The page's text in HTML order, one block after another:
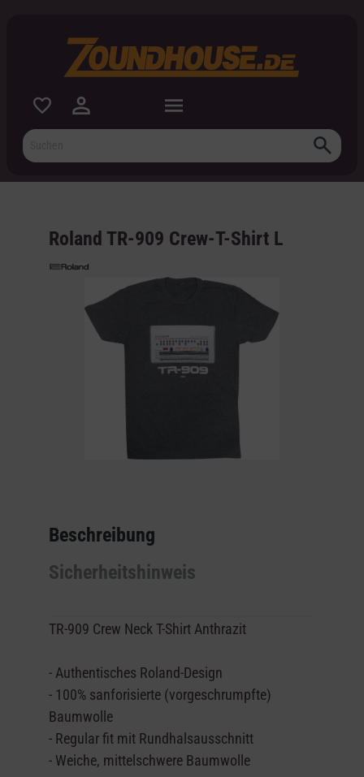
Roland TR-909 Crew-T-Shirt L
Beschreibung
Sicherheitshinweis
TR-909 Crew Neck T-Shirt Anthrazit
- Authentisches Roland-Design
- 100% sanforisierte (vorgeschrumpfte)
Baumwolle
- Regular fit mit Rundhalsausschnitt
- Weiche, mittelschwere Baumwolle